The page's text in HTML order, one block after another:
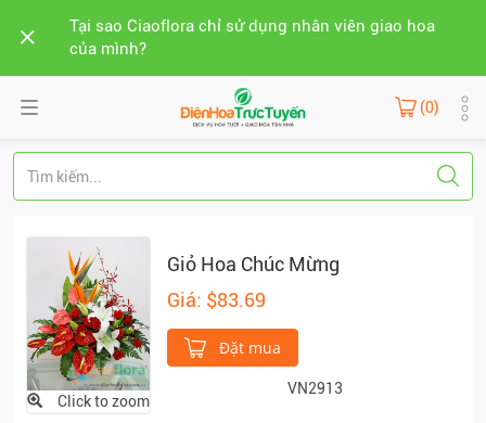
Tại sao Ciaoflora chỉ sử dụng nhân viên giao hoa
của mình?
(0)
Click to zoom
Giỏ Hoa Chúc Mừng
Giá: $83.69
Đặt mua
VN2913